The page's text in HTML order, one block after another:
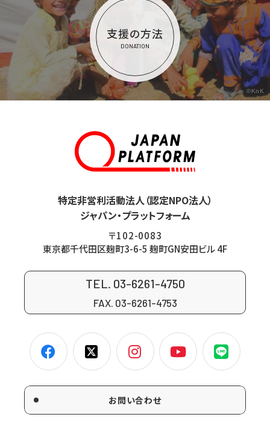
支援の方法
DONATION
©KnK
特定非営利活動法人（認定NPO法人）
ジャパン・プラットフォーム
〒102-0083
東京都千代田区麹町3-6-5 麹町GN安田ビル 4F
TEL. 03-6261-4750
FAX. 03-6261-4753
お問い合わせ